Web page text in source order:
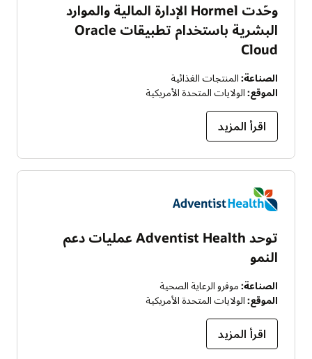
وحّدت Hormel الإدارة المالية والموارد
البشرية باستخدام تطبيقات Oracle
Cloud
الصناعة: المنتجات الغذائية
الموقع: الولايات المتحدة الأمريكية
اقرأ المزيد
توحد Adventist Health عمليات دعم
النمو
الصناعة: موفرو الرعاية الصحية
الموقع: الولايات المتحدة الأمريكية
اقرأ المزيد